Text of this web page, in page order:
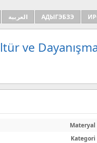
العربية АДЫГЭБЗЭ
ve
Materyal
Kategori